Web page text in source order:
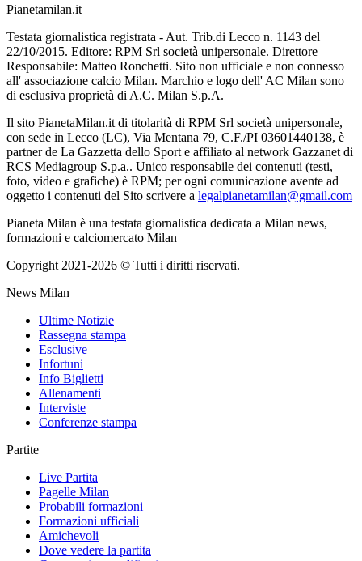
Pianetamilan.it
Testata giornalistica registrata - Aut. Trib.di Lecco n. 1143 del
22/10/2015. Editore: RPM Srl società unipersonale. Direttore
Responsabile: Matteo Ronchetti. Sito non ufficiale e non connesso
all' associazione calcio Milan. Marchio e logo dell' AC Milan sono
di esclusiva proprietà di A.C. Milan S.p.A.
Il sito PianetaMilan.it di titolarità di RPM Srl società unipersonale,
con sede in Lecco (LC), Via Mentana 79, C.F./PI 03601440138, è
partner de La Gazzetta dello Sport e affiliato al network Gazzanet di
RCS Mediagroup S.p.a.. Unico responsabile dei contenuti (testi,
foto, video e grafiche) è RPM; per ogni comunicazione avente ad
oggetto i contenuti del Sito scrivere a legalpianetamilan@gmail.com
Pianeta Milan è una testata giornalistica dedicata a Milan news,
formazioni e calciomercato Milan
Copyright 2021-2026 © Tutti i diritti riservati.
News Milan
Ultime Notizie
Rassegna stampa
Esclusive
Infortuni
Info Biglietti
Allenamenti
Interviste
Conferenze stampa
Partite
Live Partita
Pagelle Milan
Probabili formazioni
Formazioni ufficiali
Amichevoli
Dove vedere la partita